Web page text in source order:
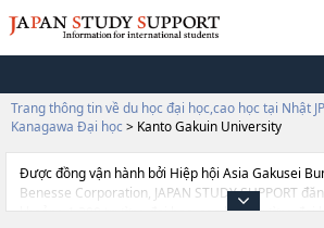
Trang thông tin về du học đại học,cao học tại Nhật
Kanagawa Đại học > Kanto Gakuin University
Được đồng vận hành bởi Hiệp hội Asia Gakusei
Benesse Corporation, JAPAN STUDY SUPPORT
khoảng 1.300 trường đại học, cao học, trường đại